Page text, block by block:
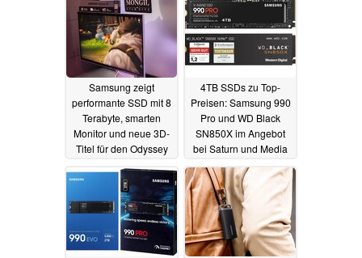
Samsung zeigt
performante SSD mit 8
Terabyte, smarten
Monitor und neue 3D-
Titel für den Odyssey
4TB SSDs zu Top-
Preisen: Samsung 990
Pro und WD Black
SN850X im Angebot
bei Saturn und Media
Markt12.07.2024